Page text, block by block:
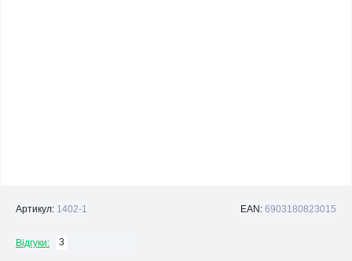
Артикул: 1402-1 EAN: 6903180823015
Відгуки: 3